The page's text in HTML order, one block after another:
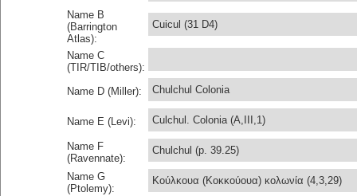
Name B
(Barrington
Atlas):
Cuicul (31 D4)
Name C
(TIR/TIB/others):
Name D (Miller):
Chulchul Colonia
Name E (Levi): Culchul. Colonia (A,III,1)
Name F
(Ravennate):
Chulchul (p. 39.25)
Name G
(Ptolemy):
Κούλκουα (Κοκκούουα) κολωνία (4,3,29)